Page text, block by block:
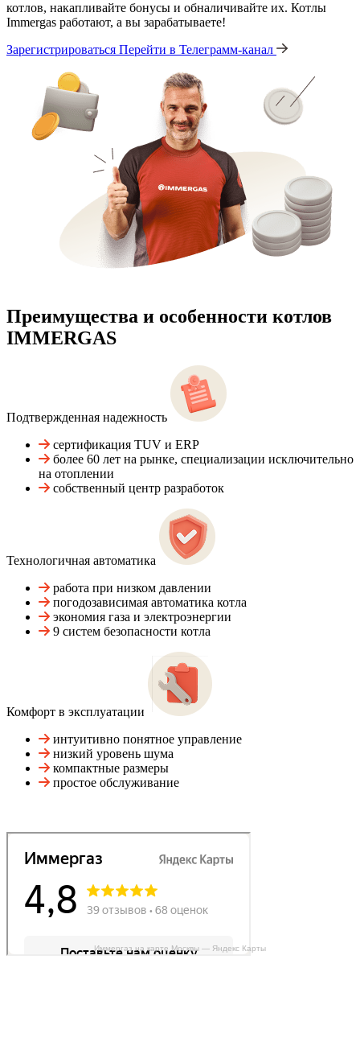
котлов, накапливайте бонусы и обналичивайте их. Котлы
Immergas работают, а вы зарабатываете!
Зарегистрироваться Перейти в Телеграмм-канал
Преимущества и особенности котлов
IMMERGAS
Подтвержденная надежность
сертификация TUV и ERP
более 60 лет на рынке, специализации исключительно
на отоплении
собственный центр разработок
Технологичная автоматика
работа при низком давлении
погодозависимая автоматика котла
экономия газа и электроэнергии
9 систем безопасности котла
Комфорт в эксплуатации
интуитивно понятное управление
низкий уровень шума
компактные размеры
простое обслуживание
Иммергаз на карте Москвы — Яндекс Карты